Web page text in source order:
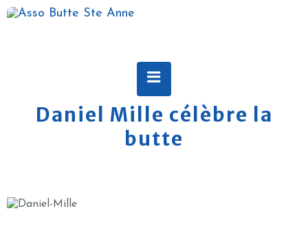
Daniel Mille célèbre la
butte